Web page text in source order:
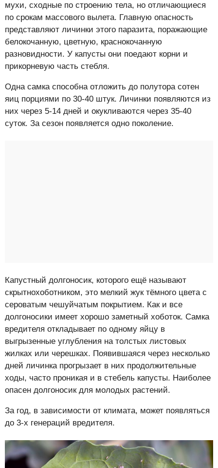
мухи, сходные по строению тела, но отличающиеся
по срокам массового вылета. Главную опасность
представляют личинки этого паразита, поражающие
белокочанную, цветную, краснокочанную
разновидности. У капусты они поедают корни и
прикорневую часть стебля.
Одна самка способна отложить до полутора сотен
яиц порциями по 30-40 штук. Личинки появляются из
них через 5-14 дней и окукливаются через 35-40
суток. За сезон появляется одно поколение.
Капустный долгоносик, которого ещё называют
скрытнохоботником, это мелкий жук тёмного цвета с
сероватым чешуйчатым покрытием. Как и все
долгоносики имеет хорошо заметный хоботок. Самка
вредителя откладывает по одному яйцу в
выгрызенные углубления на толстых листовых
жилках или черешках. Появившаяся через несколько
дней личинка прогрызает в них продолжительные
ходы, часто проникая и в стебель капусты. Наиболее
опасен долгоносик для молодых растений.
За год, в зависимости от климата, может появляться
до 3-х генераций вредителя.